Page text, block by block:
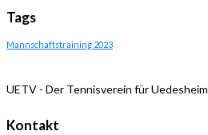
Tags
Mannschaftstraining 2023
UETV - Der Tennisverein für Uedesheim
Kontakt